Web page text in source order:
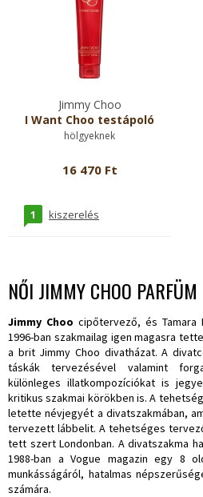
Jimmy Choo
I Want Choo testápoló
hölgyeknek
16 470 Ft
1 kiszerelés
NŐI JIMMY CHOO PARFÜM
Jimmy Choo cipőtervező, és Tamara
1996-ban szakmailag igen magasra
a brit Jimmy Choo divatházat. A
táskák tervezésével valamint
különleges illatkompozíciókat is
kritikus szakmai körökben is. A
letette névjegyét a divatszakmában,
tervezett lábbelit. A tehetséges
tett szert Londonban. A divatszakma
1988-ban a Vogue magazin egy 8
munkásságáról, hatalmas
számára.